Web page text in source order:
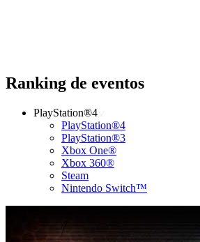
Ranking de eventos
PlayStation®4
PlayStation®4
PlayStation®3
Xbox One®
Xbox 360®
Steam
Nintendo Switch™